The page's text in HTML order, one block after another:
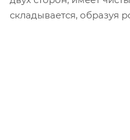
складывается, образуя